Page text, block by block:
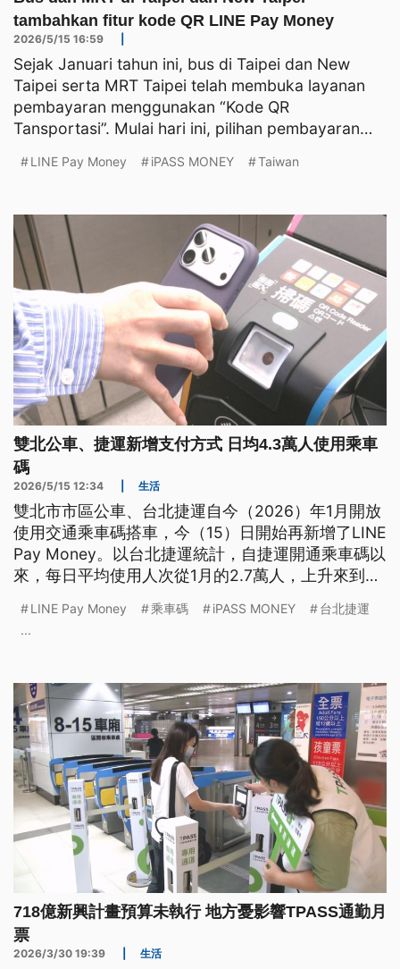
tambahkan fitur kode QR LINE Pay Money
2026/5/15 16:59
Sejak Januari tahun ini, bus di Taipei dan New
Taipei serta MRT Taipei telah membuka layanan
pembayaran menggunakan “Kode QR
Tansportasi”. Mulai hari ini, pilihan pembayaran
LINE Pay Money iPASS MONEY Taiwan
雙北公車、捷運新增支付方式 日均4.3萬人使用乘車
碼
2026/5/15 12:34 生活
雙北市市區公車、台北捷運自今（2026）年1月開放
使用交通乘車碼搭車，今（15）日開始再新增了LINE
Pay Money。以台北捷運統計，自捷運開通乘車碼以
來，每日平均使用人次從1月的2.7萬人，上升來到目
LINE Pay Money 乘車碼 iPASS MONEY
台北捷運
...
718億新興計畫預算未執行 地方憂影響TPASS通勤月
票
2026/3/30 19:39 生活